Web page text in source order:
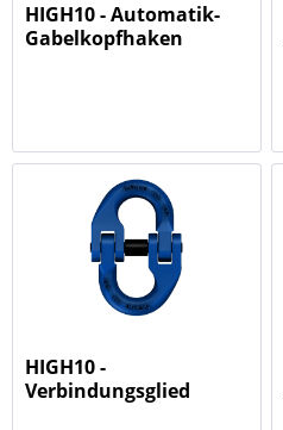
HIGH10 - Automatik-
Gabelkopfhaken
HIGH10 -
Verbindungsglied